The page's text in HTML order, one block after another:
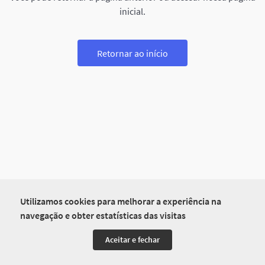
Utilizamos cookies para melhorar a experiência na
navegação e obter estatísticas das visitas
Aceitar e fechar
inicial.
Retornar ao início